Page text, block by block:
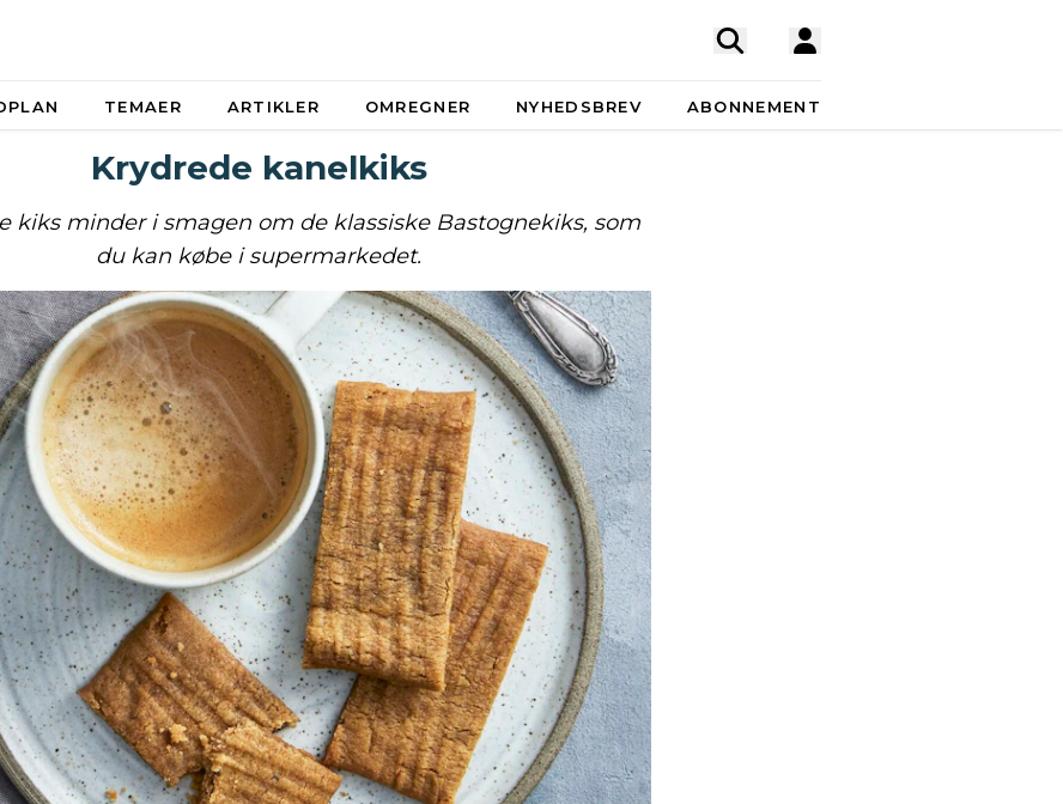
TEMAER ARTIKLER OMREGNER NYHEDSBREV ABONNEMENT
Krydrede kanelkiks
kiks minder i smagen om de klassiske Bastognekiks, som
du kan købe i supermarkedet.